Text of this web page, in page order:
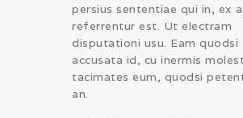
persius sententiae qui in, ex
referrentur est. Ut electram
disputationi usu. Eam quodsi
accusata id, cu inermis
tacimates eum, quodsi
an.